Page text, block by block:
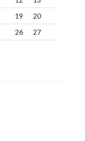
19
20
26
27